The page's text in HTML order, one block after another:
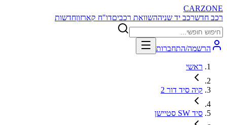
CARZONE
רכב חדשרכב יד שניההשוואת רכביםדו"ח קארזוןחדשות
הרשמה/התחברות
ראשי
קיה סיד דור 2
סיד SW סטיישן